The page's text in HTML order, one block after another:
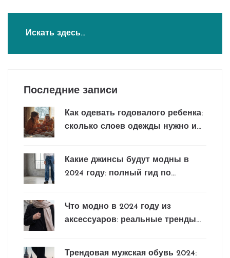
Последние записи
Как одевать годовалого ребенка:
сколько слоев одежды нужно и
Какие джинсы будут модны в
2024 году: полный гид по
Что модно в 2024 году из
аксессуаров: реальные тренды
Трендовая мужская обувь 2024: